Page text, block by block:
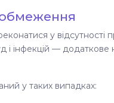
у
і інфекцій — додаткове
у таких випадках: